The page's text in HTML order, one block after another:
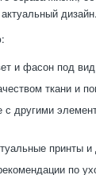
дизайн.
и фасон под вид
ткани и
с другими
принты и
по